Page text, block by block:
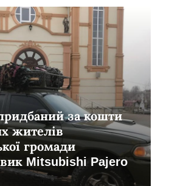
за кошти
жителів
громади
Mitsubishi Pajero